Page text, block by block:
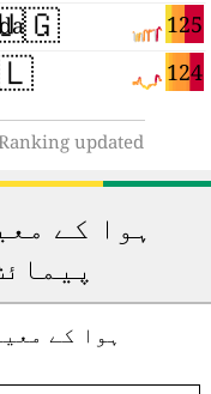
125
124
Ranking updated ایک منٹ قبل
ہوا کے
ہوا کے